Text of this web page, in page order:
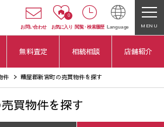
お問い合わせ
0
お気に入り 閲覧・ 検索履歴 Language MENU
無料査定 相続相談 店舗紹介
件 糟屋郡新宮町の売買物件を探す
売買物件を探す